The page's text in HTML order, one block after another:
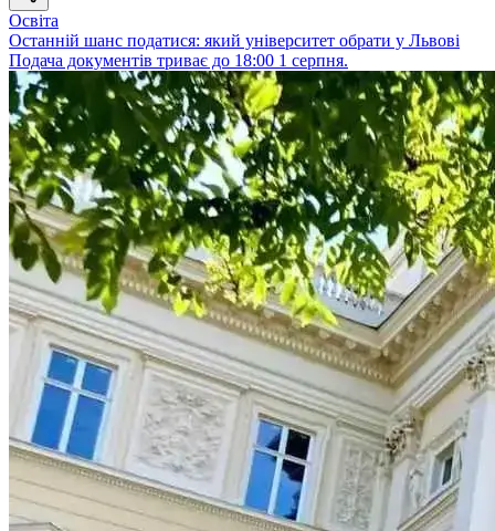
Освіта
Останній шанс податися: який університет обрати у Львові
Подача документів триває до 18:00 1 серпня.